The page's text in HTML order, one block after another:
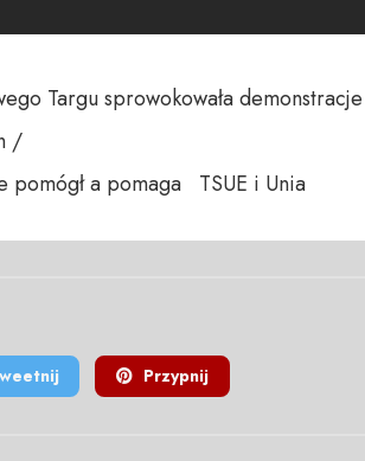
Targu sprowokowała
/
pomógł a pomaga   TSUE i Unia
Przypnij